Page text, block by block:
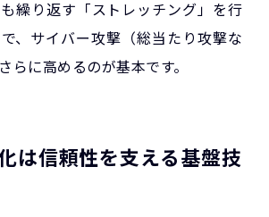
繰り返す「ストレッチング」を行
、サイバー攻撃（総当たり攻撃な
らに高めるのが基本です。
は信頼性を支える基盤技